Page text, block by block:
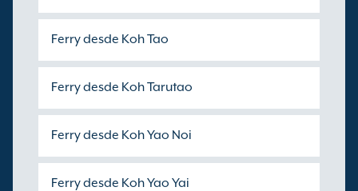
Ferry desde Koh Tao
Ferry desde Koh Tarutao
Ferry desde Koh Yao Noi
Ferry desde Koh Yao Yai